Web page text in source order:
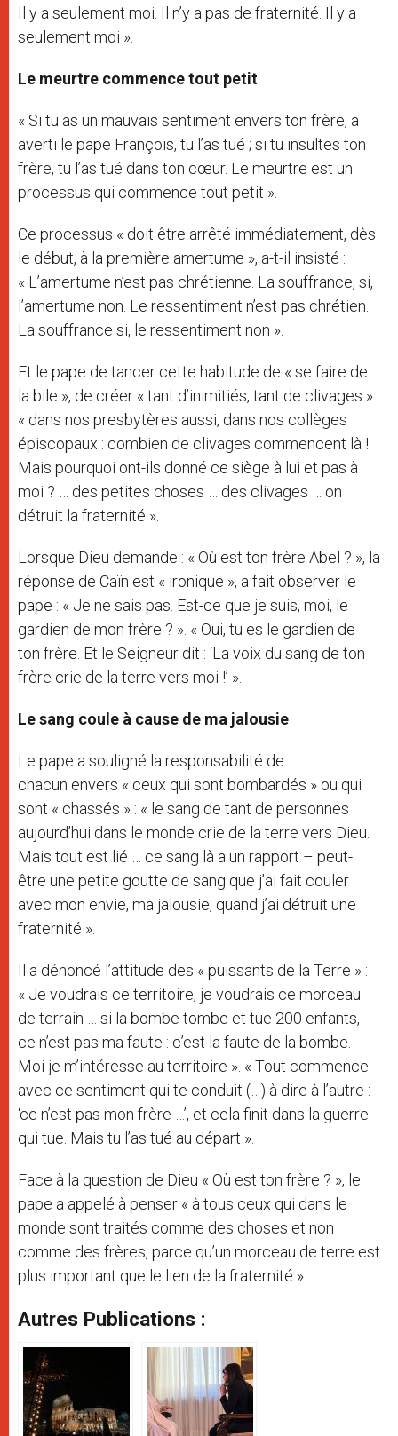
Il y a seulement moi. Il n’y a pas de fraternité. Il y a
seulement moi ».
Le meurtre commence tout petit
« Si tu as un mauvais sentiment envers ton frère, a
averti le pape François, tu l’as tué ; si tu insultes ton
frère, tu l’as tué dans ton cœur. Le meurtre est un
processus qui commence tout petit ».
Ce processus « doit être arrêté immédiatement, dès
le début, à la première amertume », a-t-il insisté :
« L’amertume n’est pas chrétienne. La souffrance, si,
l’amertume non. Le ressentiment n’est pas chrétien.
La souffrance si, le ressentiment non ».
Et le pape de tancer cette habitude de « se faire de
la bile », de créer « tant d’inimitiés, tant de clivages » :
« dans nos presbytères aussi, dans nos collèges
épiscopaux : combien de clivages commencent là !
Mais pourquoi ont-ils donné ce siège à lui et pas à
moi ? … des petites choses … des clivages … on
détruit la fraternité ».
Lorsque Dieu demande : « Où est ton frère Abel ? », la
réponse de Caïn est « ironique », a fait observer le
pape : « Je ne sais pas. Est-ce que je suis, moi, le
gardien de mon frère ? ». « Oui, tu es le gardien de
ton frère. Et le Seigneur dit : ‘La voix du sang de ton
frère crie de la terre vers moi !’ ».
Le sang coule à cause de ma jalousie
Le pape a souligné la responsabilité de
chacun envers « ceux qui sont bombardés » ou qui
sont « chassés » : « le sang de tant de personnes
aujourd’hui dans le monde crie de la terre vers Dieu.
Mais tout est lié … ce sang là a un rapport – peut-
être une petite goutte de sang que j’ai fait couler
avec mon envie, ma jalousie, quand j’ai détruit une
fraternité ».
Il a dénoncé l’attitude des « puissants de la Terre » :
« Je voudrais ce territoire, je voudrais ce morceau
de terrain … si la bombe tombe et tue 200 enfants,
ce n’est pas ma faute : c’est la faute de la bombe.
Moi je m’intéresse au territoire ». « Tout commence
avec ce sentiment qui te conduit (…) à dire à l’autre :
‘ce n’est pas mon frère …’, et cela finit dans la guerre
qui tue. Mais tu l’as tué au départ ».
Face à la question de Dieu « Où est ton frère ? », le
pape a appelé à penser « à tous ceux qui dans le
monde sont traités comme des choses et non
comme des frères, parce qu’un morceau de terre est
plus important que le lien de la fraternité ».
Autres Publications :